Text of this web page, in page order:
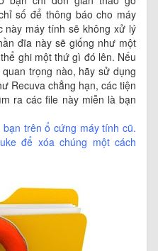
số để thông báo cho máy
này máy tính sẽ không xử lý
đĩa này sẽ giống như một
ghi một thứ gì đó lên. Nếu
trọng nào, hãy sử dụng
Recuva chẳng hạn, các tiện
ra các file này miễn là bạn
trên ổ cứng máy tính cũ.
để xóa chúng một cách